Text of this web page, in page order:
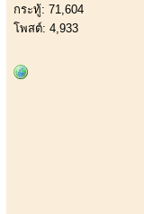
กระทู้: 71,604
โพสต์: 4,933